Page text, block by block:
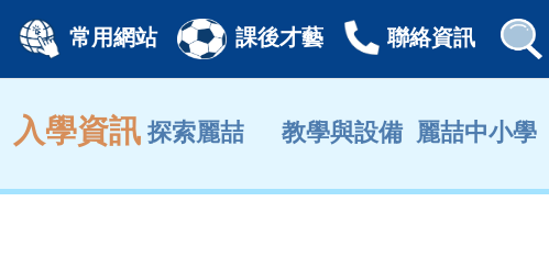
常用網站 課後才藝 聯絡資訊
入學資訊 探索麗喆 教學與設備 麗喆中小學